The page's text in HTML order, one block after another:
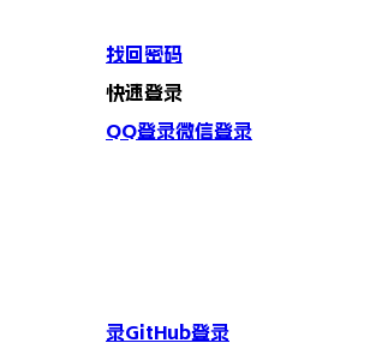
找回密码
快速登录
QQ登录微信登录
录GitHub登录